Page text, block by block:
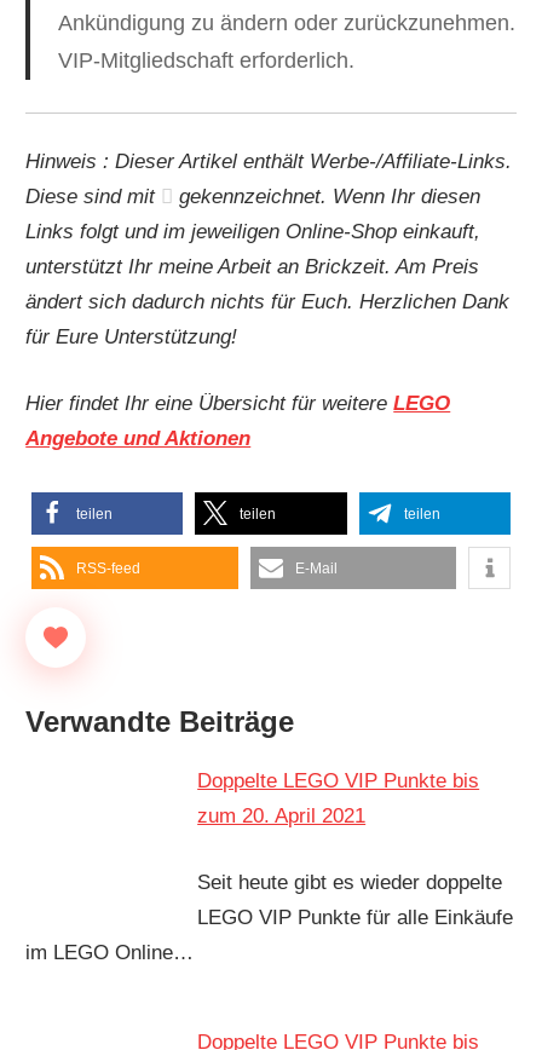
Ankündigung zu ändern oder zurückzunehmen.
VIP-Mitgliedschaft erforderlich.
Hinweis : Dieser Artikel enthält Werbe-/Affiliate-Links.
Diese sind mit
gekennzeichnet. Wenn Ihr diesen
Links folgt und im jeweiligen Online-Shop einkauft,
unterstützt Ihr meine Arbeit an Brickzeit. Am Preis
ändert sich dadurch nichts für Euch. Herzlichen Dank
für Eure Unterstützung!
Hier findet Ihr eine Übersicht für weitereLEGO
Angebote und Aktionen
teilen teilen teilen
RSS-feed E-Mail
Verwandte Beiträge
Doppelte LEGO VIP Punkte bis
zum 20. April 2021
Seit heute gibt es wieder doppelte
LEGO VIP Punkte für alle Einkäufe
im LEGO Online…
Doppelte LEGO VIP Punkte bis